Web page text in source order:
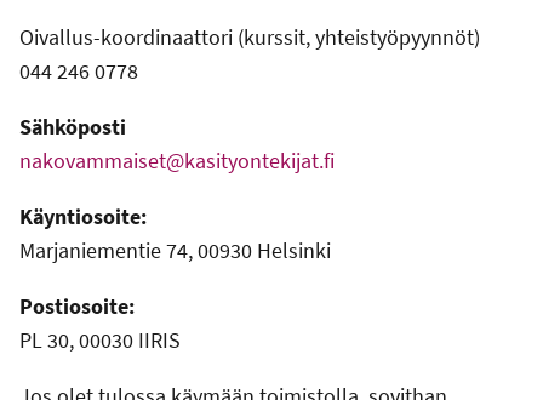
Oivallus-koordinaattori (kurssit, yhteistyöpyynnöt)
044 246 0778
Sähköposti
nakovammaiset@kasityontekijat.fi
Käyntiosoite:
Marjaniementie 74, 00930 Helsinki
Postiosoite:
PL 30, 00030 IIRIS